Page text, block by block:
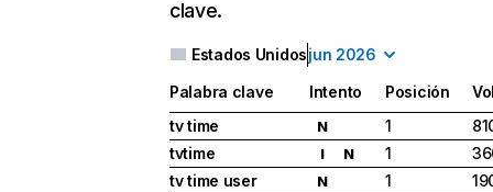
clave.
Estados Unidosjun 2026
Palabra clave Intento Posición
tv time
N 1
tvtime
I N 1
tv time user
N 1